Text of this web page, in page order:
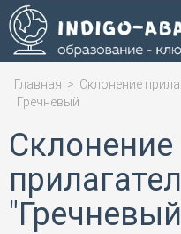
Главная > Склонение
Гречневый
Склонение